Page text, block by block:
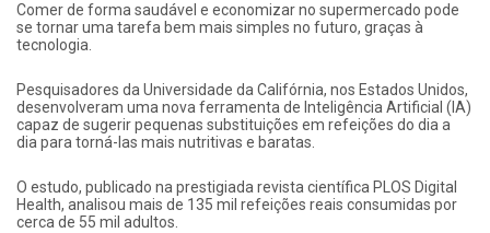
Comer de forma saudável e economizar no supermercado pode
se tornar uma tarefa bem mais simples no futuro, graças à
tecnologia.
Pesquisadores da Universidade da Califórnia, nos Estados Unidos,
desenvolveram uma nova ferramenta de Inteligência Artificial (IA)
capaz de sugerir pequenas substituições em refeições do dia a
dia para torná-las mais nutritivas e baratas.
O estudo, publicado na prestigiada revista científica PLOS Digital
Health, analisou mais de 135 mil refeições reais consumidas por
cerca de 55 mil adultos.